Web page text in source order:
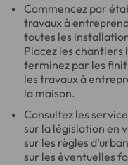
Commencez par
travaux à
toutes les
Placez les
terminez par les
les travaux à
la maison.
Consultez les
sur la législation en
sur les règles
sur les éventuelles